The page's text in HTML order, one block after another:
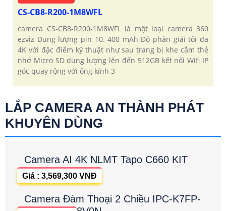
CS-CB8-R200-1M8WFL
camera CS-CB8-R200-1M8WFL là một loại camera 360
ezviz Dung lượng pin 10. 400 mAh Độ phân giải tối đa
4K với đặc điểm kỹ thuật như sau trang bị khe cắm thẻ
nhớ Micro SD dung lượng lên đến 512GB kết nối Wifi IP
góc quay rộng với ống kính 3
LẮP CAMERA AN THÀNH PHÁT
KHUYÊN DÙNG
Camera AI 4K NLMT Tapo C660 KIT
Giá : 3,569,300 VNĐ
Camera Đàm Thoại 2 Chiều IPC-K7FP-